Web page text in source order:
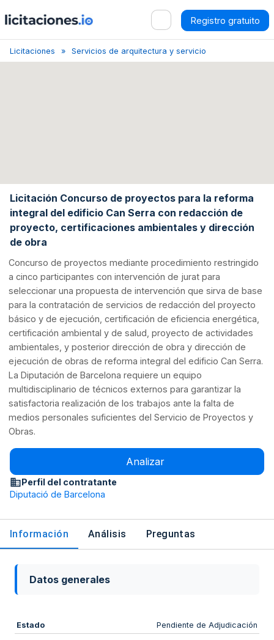
Registro gratuito
Licitaciones Servicios de arquitectura y servicios conexos
Licitación Concurso de proyectos para la reforma
integral del edificio Can Serra con redacción de
proyecto, certificaciones ambientales y dirección
de obra
Concurso de proyectos mediante procedimiento restringido
a cinco participantes con intervención de jurat para
seleccionar una propuesta de intervención que sirva de base
para la contratación de servicios de redacción del proyecto
básico y de ejecución, certificación de eficiencia energética,
certificación ambiental y de salud, proyecto de actividades
ambientales, y posterior dirección de obra y dirección de
ejecución de obras de reforma integral del edificio Can Serra.
La Diputación de Barcelona requiere un equipo
multidisciplinario de técnicos externos para garantizar la
satisfactoria realización de los trabajos ante la falta de
medios personales suficientes del Servicio de Proyectos y
Obras.
Analizar
Perfil del contratante
Diputació de Barcelona
Información Análisis Preguntas
Datos generales
Estado Pendiente de Adjudicación